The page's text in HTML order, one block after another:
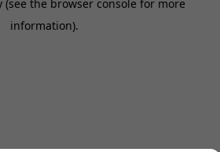
(see the browser console for more
information).